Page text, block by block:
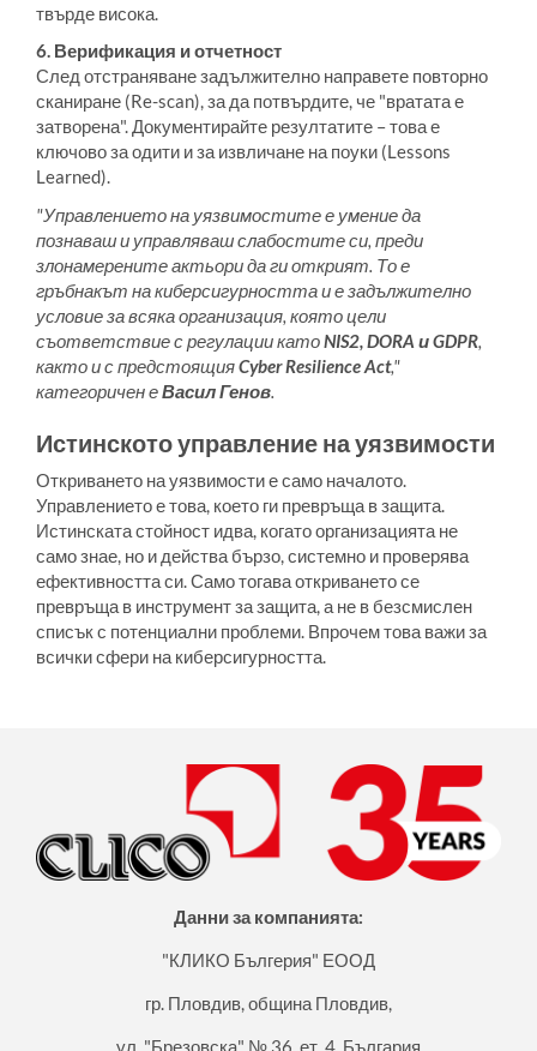
твърде висока.
6. Верификация и отчетност
След отстраняване задължително направете повторно
сканиране (Re-scan), за да потвърдите, че "вратата е
затворена". Документирайте резултатите – това е
ключово за одити и за извличане на поуки (Lessons
Learned).
"Управлението на уязвимостите е умение да
познаваш и управляваш слабостите си, преди
злонамерените актьори да ги открият. То е
гръбнакът на киберсигурността и е задължително
условие за всяка организация, която цели
съответствие с регулации катоNIS2, DORA и GDPR
както и с предстоящияCyber Resilience Act,"
категоричен еВасил Генов
Истинското управление на уязвимости
Откриването на уязвимости е само началото.
Управлението е това, което ги превръща в защита.
Истинската стойност идва, когато организацията не
само знае, но и действа бързо, системно и проверява
ефективността си. Само тогава откриването се
превръща в инструмент за защита, а не в безсмислен
списък с потенциални проблеми. Впрочем това важи за
всички сфери на киберсигурността.
Данни за компанията:
"КЛИКО Бългерия" ЕООД
гр. Пловдив, община Пловдив,
ул. "Брезовска" № 36, ет. 4, България